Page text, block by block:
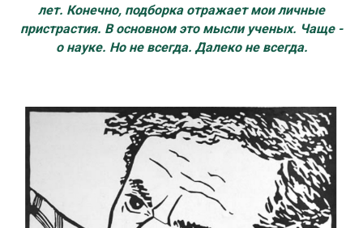
лет. Конечно, подборка отражает мои личные
пристрастия. В основном это мысли ученых. Чаще -
о науке. Но не всегда. Далеко не всегда.